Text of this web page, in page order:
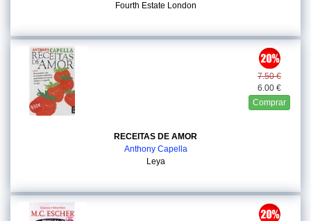
Fourth Estate London
7.50 €
6.00 €
Comprar
RECEITAS DE AMOR
Anthony Capella
Leya